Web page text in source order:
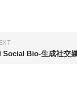
Social Bio-生成社交